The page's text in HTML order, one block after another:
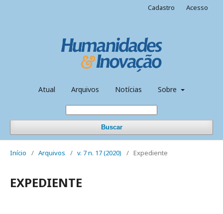
Atual Arquivos Notícias Sobre
Buscar
Cadastro Acesso
Início / Arquivos / v. 7 n. 17 (2020) / Expediente
EXPEDIENTE